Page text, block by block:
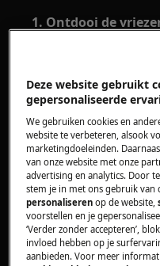
1. Ontdooi de
U kunt
hier
In diepvriezers
zal ijs
vriezer geen no
zelf zoals
2. Open de deur
niet gedurende
Deze website gebruikt
gepersonaliseerde
We gebruiken cookies en
website te verbeteren, alsook
marketingdoeleinden.
van onze website met onze
advertising en analytics. Door te
stem je in met ons gebruik van
personaliseren op de website,
voorstellen en je
‘Verder zonder accepteren’,
invloed hebben op je
aanbieden. Voor meer